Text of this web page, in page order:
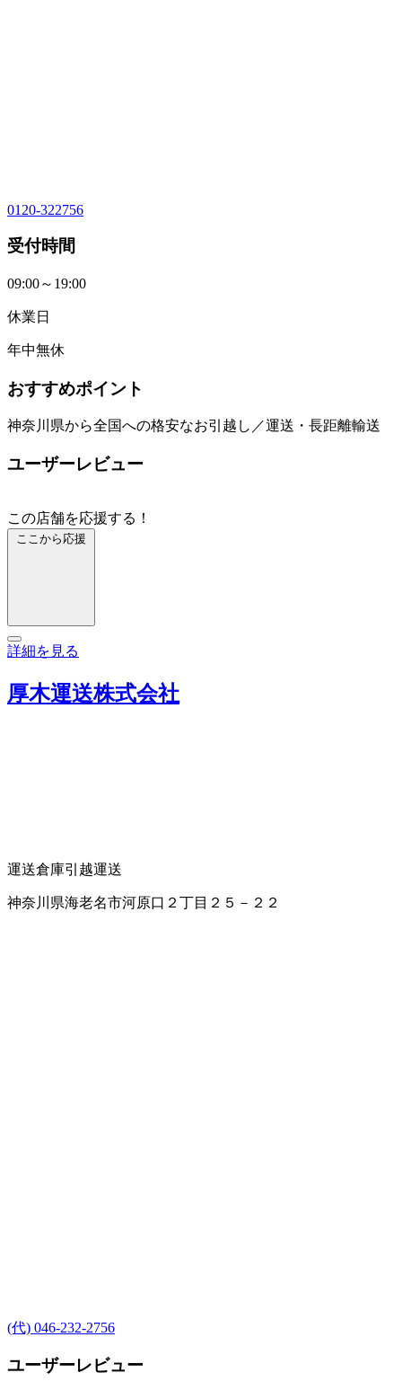
0120-322756
受付時間
09:00～19:00
休業日
年中無休
おすすめポイント
神奈川県から全国への格安なお引越し／運送・長距離輸送
ユーザーレビュー
この店舗を応援する！
ここから応援
詳細を見る
厚木運送株式会社
運送倉庫引越運送
神奈川県海老名市河原口２丁目２５－２２
(代) 046-232-2756
ユーザーレビュー